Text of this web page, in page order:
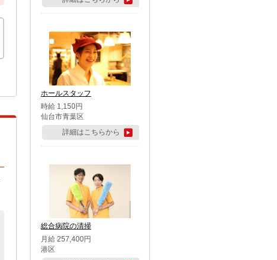
ホールスタッフ
時給 1,150円
仙台市青葉区
詳細はこちらから
総合病院の清掃
月給 257,400円
港区